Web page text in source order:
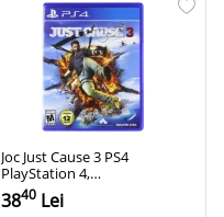
Joc Just Cause 3 PS4
PlayStation 4,
Second-Hand
3840 Lei